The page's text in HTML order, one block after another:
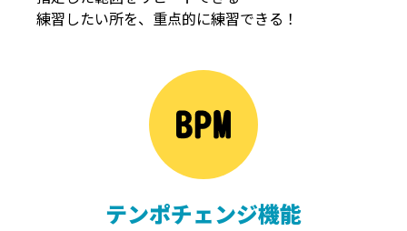
練習したい所を、重点的に練習できる！
テンポチェンジ機能